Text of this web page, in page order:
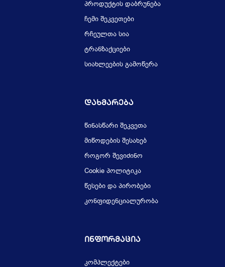
პროდუქტის დაბრუნება
ჩემი შეკვეთები
რჩეულთა სია
ტრანზაქციები
სიახლეების გამოწერა
Დახმარება
წინასწარი შეკვეთა
მიწოდების შესახებ
როგორ შევიძინო
Cookie პოლიტიკა
წესები და პირობები
კონფიდენციალურობა
Ინფორმაცია
კომპლექტები